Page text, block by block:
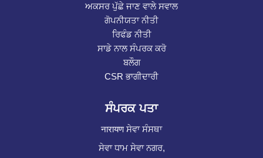
ਅਕਸਰ ਪੁੱਛੇ ਜਾਣ ਵਾਲੇ ਸਵਾਲ
ਗੋਪਨੀਯਤਾ ਨੀਤੀ
ਰਿਫੰਡ ਨੀਤੀ
ਸਾਡੇ ਨਾਲ ਸੰਪਰਕ ਕਰੋ
ਬਲੌਗ
CSR ਭਾਗੀਦਾਰੀ
ਸੰਪਰਕ ਪਤਾ
नारायण ਸੇਵਾ ਸੰਸਥਾ
ਸੇਵਾ ਧਾਮ ਸੇਵਾ ਨਗਰ,